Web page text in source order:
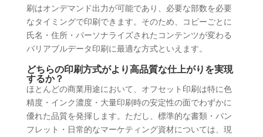
刷はオンデマンド出力が可能であり、必要な部数を必要
なタイミングで印刷できます。そのため、コピーごとに
氏名・住所・パーソナライズされたコンテンツが変わる
バリアブルデータ印刷に最適な方式といえます。
どちらの印刷方式がより高品質な仕上がりを実現
するか？
ほとんどの商業用途において、オフセット印刷は特に色
精度・インク濃度・大量印刷時の安定性の面でわずかに
優れた品質を発揮します。ただし、標準的な書類・パン
フレット・日常的なマーケティング資材については、現